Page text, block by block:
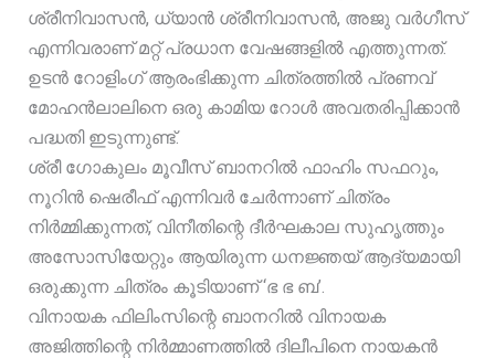
ശ്രീനിവാസൻ, ധ്യാൻ ശ്രീനിവാസൻ, അജു വർഗീസ്
എന്നിവരാണ് മറ്റ് പ്രധാന വേഷങ്ങളിൽ എത്തുന്നത്.
ഉടൻ റോളിംഗ് ആരംഭിക്കുന്ന ചിത്രത്തിൽ പ്രണവ്
മോഹൻലാലിനെ ഒരു കാമിയ റോൾ അവതരിപ്പിക്കാൻ
പദ്ധതി ഇടുന്നുണ്ട്.
ശ്രീ ഗോകുലം മൂവീസ് ബാനറിൽ ഫാഹിം സഫറും,
നൂറിൻ ഷെരീഫ് എന്നിവർ ചേർന്നാണ് ചിത്രം
നിർമ്മിക്കുന്നത്, വിനീതിന്റെ ദീർഘകാല സുഹൃത്തും
അസോസിയേറ്റും ആയിരുന്ന ധനജ്ഞയ് ആദ്യമായി
ഒരുക്കുന്ന ചിത്രം കൂടിയാണ് ‘ഭ ഭ ബ’.
വിനായക ഫിലിംസിന്റെ ബാനറിൽ വിനായക
അജിത്തിന്റെ നിർമ്മാണത്തിൽ ദിലീപിനെ നായകൻ